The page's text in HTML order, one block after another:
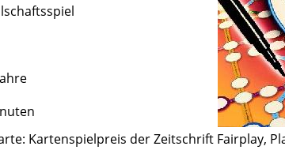
Kartenspielpreis der Zeitschrift Fairplay,